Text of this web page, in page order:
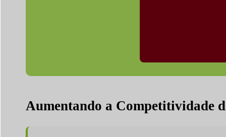
Aumentando a Competitividade